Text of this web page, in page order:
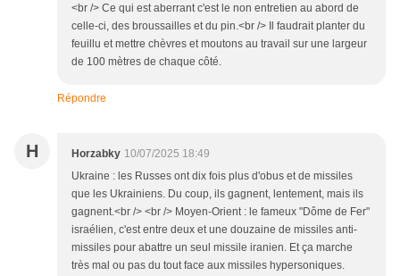
<br /> Ce qui est aberrant c'est le non entretien au abord de
celle-ci, des broussailles et du pin.<br /> Il faudrait planter du
feuillu et mettre chèvres et moutons au travail sur une largeur
de 100 mètres de chaque côté.
Répondre
H Horzabky 10/07/2025 18:49
Ukraine : les Russes ont dix fois plus d'obus et de missiles
que les Ukrainiens. Du coup, ils gagnent, lentement, mais ils
gagnent.<br /> <br /> Moyen-Orient : le fameux "Dôme de Fer"
israélien, c'est entre deux et une douzaine de missiles anti-
missiles pour abattre un seul missile iranien. Et ça marche
très mal ou pas du tout face aux missiles hypersoniques.